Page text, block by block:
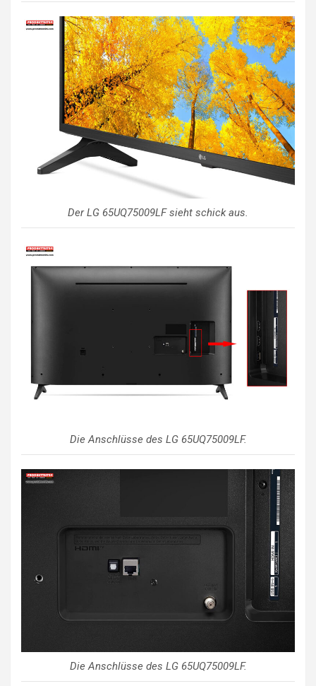
Der LG 65UQ75009LF sieht schick aus.
Die Anschlüsse des LG 65UQ75009LF.
Die Anschlüsse des LG 65UQ75009LF.